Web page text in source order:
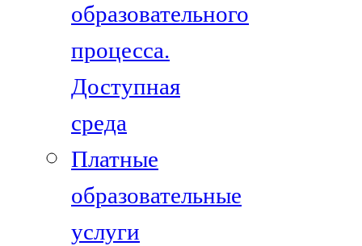
образовательного
процесса.
Доступная
среда
Платные
образовательные
услуги